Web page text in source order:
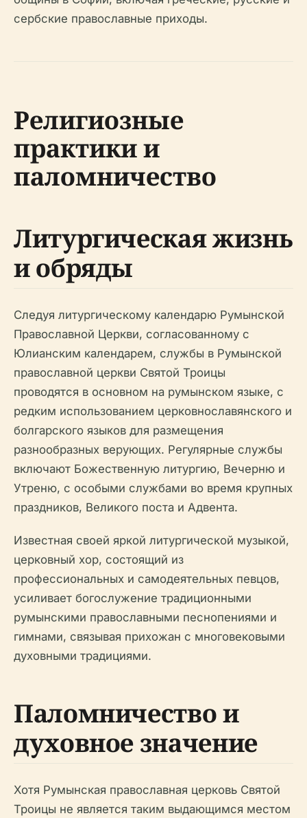
сербские православные приходы.
Религиозные
практики и
паломничество
Литургическая жизнь
и обряды
Следуя литургическому календарю Румынской
Православной Церкви, согласованному с
Юлианским календарем, службы в Румынской
православной церкви Святой Троицы
проводятся в основном на румынском языке, с
редким использованием церковнославянского и
болгарского языков для размещения
разнообразных верующих. Регулярные службы
включают Божественную литургию, Вечерню и
Утреню, с особыми службами во время крупных
праздников, Великого поста и Адвента.
Известная своей яркой литургической музыкой,
церковный хор, состоящий из
профессиональных и самодеятельных певцов,
усиливает богослужение традиционными
румынскими православными песнопениями и
гимнами, связывая прихожан с многовековыми
духовными традициями.
Паломничество и
духовное значение
Хотя Румынская православная церковь Святой
Троицы не является таким выдающимся местом